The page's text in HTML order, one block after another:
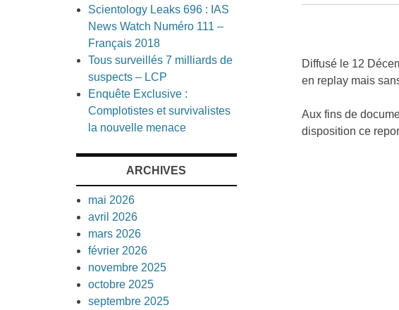
Diffusé le 12
en replay mais
Aux fins de
disposition ce
Scientology Leaks 696 : IAS
News Watch Numéro 111 –
Français 2018
Tous surveillés 7 milliards de
suspects – LCP
Enquête Exclusive :
Complotistes et survivalistes
la nouvelle menace
ARCHIVES
mai 2026
avril 2026
mars 2026
février 2026
novembre 2025
octobre 2025
septembre 2025